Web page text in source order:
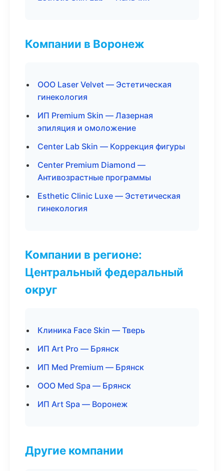
Компании в Воронеж
ООО Laser Velvet — Эстетическая
гинекология
ИП Premium Skin — Лазерная
эпиляция и омоложение
Center Lab Skin — Коррекция фигуры
Center Premium Diamond —
Антивозрастные программы
Esthetic Clinic Luxe — Эстетическая
гинекология
Компании в регионе:
Центральный федеральный
округ
Клиника Face Skin — Тверь
ИП Art Pro — Брянск
ИП Med Premium — Брянск
ООО Med Spa — Брянск
ИП Art Spa — Воронеж
Другие компании